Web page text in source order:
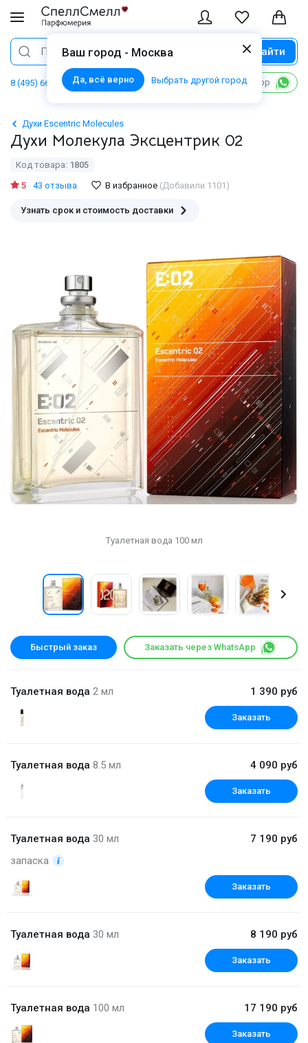
Ваш город - Москва
Да, всё верно Выбрать другой город
Поиск Найти
8 (495) 668 06 02 Написать в WhatsApp
Духи Escentric Molecules
Духи Молекула Эксцентрик 02
Код товара: 1805
5
43 отзыва В избранное (Добавили 1101)
Узнать срок и стоимость доставки
Туалетная вода 100 мл
Быстрый заказ Заказать через WhatsApp
Туалетная вода 2 мл 1 390 руб
Заказать
Туалетная вода 8.5 мл 4 090 руб
Заказать
Туалетная вода 30 мл
запаска
7 190 руб
Заказать
Туалетная вода 30 мл 8 190 руб
Заказать
Туалетная вода 100 мл 17 190 руб
Заказать